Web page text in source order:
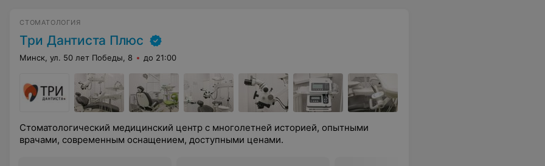
СТОМАТОЛОГИЯ
Три Дантиста Плюс
Минск, ул. 50 лет Победы, 8 до 21:00
Стоматологический медицинский центр с многолетней историей, опытными
врачами, современным оснащением, доступными ценами.